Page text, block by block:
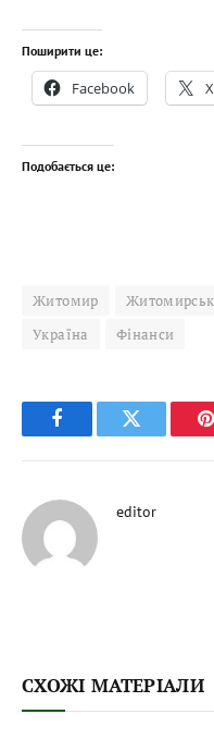
Поширити це:
Facebook X
Подобається це:
Житомир
Україна
Фінанси
FacebookTwitter
editor
СХОЖІ МАТЕРІАЛИ